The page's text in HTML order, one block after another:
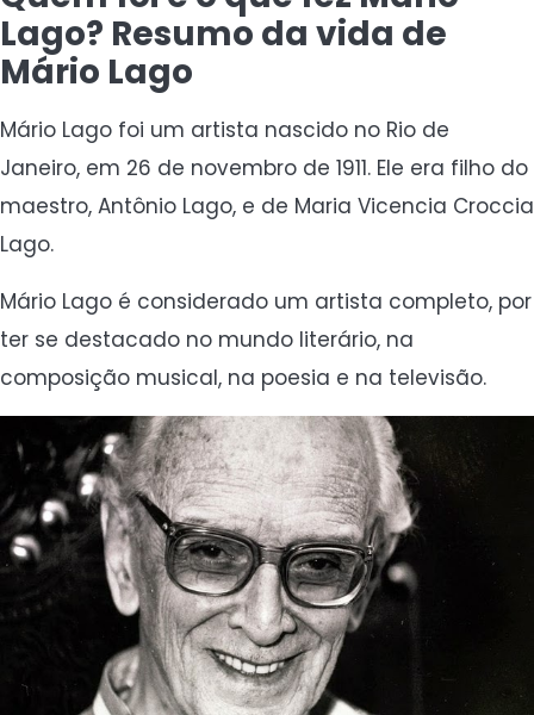
Lago? Resumo da vida de
Mário Lago
Mário Lago foi um artista nascido no Rio de
Janeiro, em 26 de novembro de 1911. Ele era filho do
maestro, Antônio Lago, e de Maria Vicencia Croccia
Lago.
Mário Lago é considerado um artista completo, por
ter se destacado no mundo literário, na
composição musical, na poesia e na televisão.